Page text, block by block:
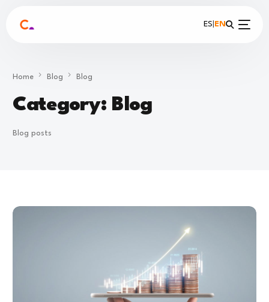
ES EN
Home Blog Blog
Category: Blog
Blog posts